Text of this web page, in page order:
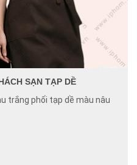
SẠN TẠP DỀ
trắng phối tạp dề màu nâu